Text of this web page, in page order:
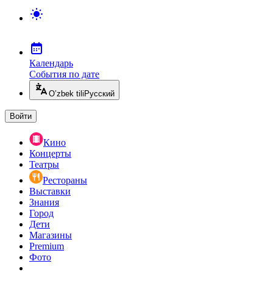
Календарь
События по дате
O’zbek tili Русский
Войти
Кино
Концерты
Театры
Рестораны
Выставки
Знания
Город
Дети
Магазины
Premium
Фото